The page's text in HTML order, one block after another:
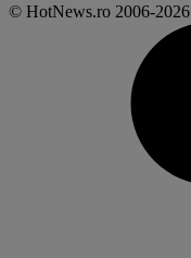
© HotNews.ro 2006-2026